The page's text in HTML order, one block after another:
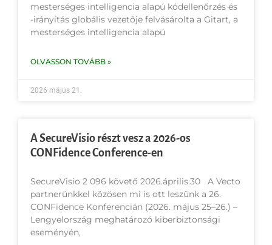
mesterséges intelligencia alapú kódellenőrzés és
-irányítás globális vezetője felvásárolta a Gitart, a
mesterséges intelligencia alapú
OLVASSON TOVÁBB »
2026 május 21.
A SecureVisio részt vesz a 2026-os
CONFidence Conference-en
SecureVisio 2 096 követő 2026.április.30 A Vecto
partnerünkkel közösen mi is ott leszünk a 26.
CONFidence Konferencián (2026. május 25–26.) –
Lengyelország meghatározó kiberbiztonsági
eseményén,